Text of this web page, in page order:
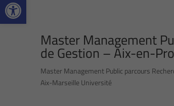
Master Management
de Gestion – Aix-en-
Master Management Public parcours
Aix-Marseille Université